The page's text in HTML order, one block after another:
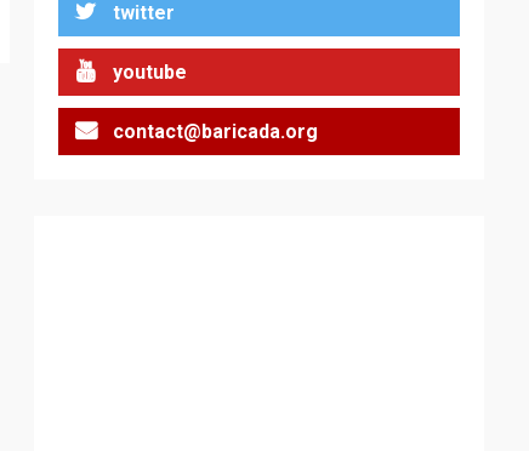
twitter
youtube
contact@baricada.org